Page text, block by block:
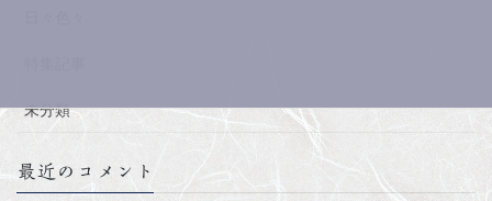
未分類
最近のコメント